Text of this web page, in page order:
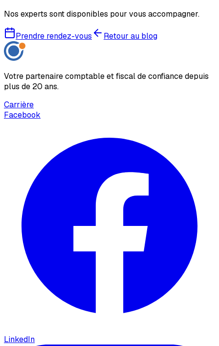
Nos experts sont disponibles pour vous accompagner.
Prendre rendez-vous Retour au blog
Votre partenaire comptable et fiscal de confiance depuis
plus de 20 ans.
Carrière
Facebook
LinkedIn